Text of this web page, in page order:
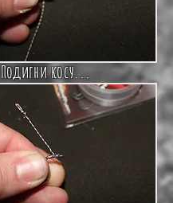
Подигни косу...